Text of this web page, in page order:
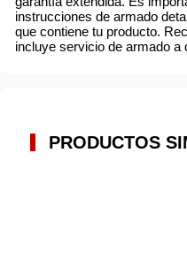
instrucciones de armado
que contiene tu producto.
incluye servicio de armado a
PRODUCTOS